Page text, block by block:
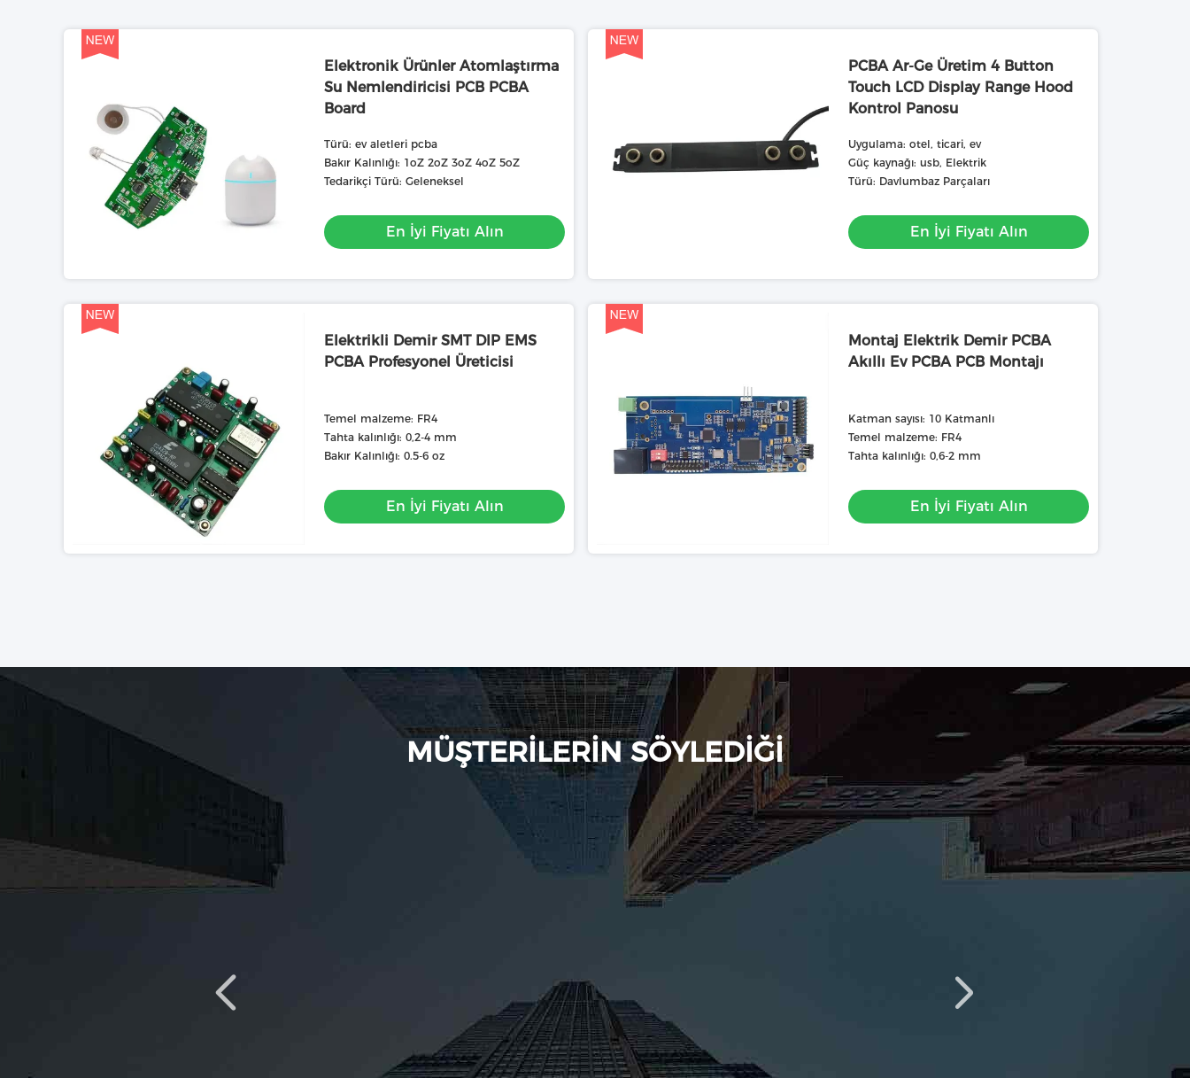
Elektronik Ürünler Atomlaştırma
Su Nemlendiricisi PCB PCBA
Board
Türü: ev aletleri pcba
Bakır Kalınlığı: 1oZ 2oZ 3oZ 4oZ 5oZ
Tedarikçi Türü: Geleneksel
En İyi Fiyatı Alın
PCBA Ar-Ge Üretim 4 Button
Touch LCD Display Range Hood
Kontrol Panosu
Uygulama: otel, ticari, ev
Güç kaynağı: usb, Elektrik
Türü: Davlumbaz Parçaları
En İyi Fiyatı Alın
Elektrikli Demir SMT DIP EMS
PCBA Profesyonel Üreticisi
Temel malzeme: FR4
Tahta kalınlığı: 0,2-4 mm
Bakır Kalınlığı: 0.5-6 oz
En İyi Fiyatı Alın
Montaj Elektrik Demir PCBA
Akıllı Ev PCBA PCB Montajı
Katman sayısı: 10 Katmanlı
Temel malzeme: FR4
Tahta kalınlığı: 0,6-2 mm
En İyi Fiyatı Alın
MÜŞTERILERIN SÖYLEDIĞI